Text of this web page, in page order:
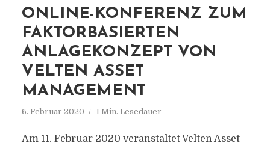
ONLINE-KONFERENZ ZUM
FAKTORBASIERTEN
ANLAGEKONZEPT VON
VELTEN ASSET
MANAGEMENT
6. Februar 2020 1 Min. Lesedauer
Am 11. Februar 2020 veranstaltet Velten Asset